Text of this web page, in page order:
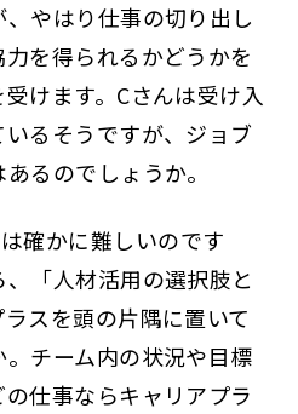
やはり仕事の切り出し
を得られるかどうかを
けます。Cさんは受け入
るそうですが、ジョブ
るのでしょうか。
確かに難しいのです
「人材活用の選択肢と
スを頭の片隅に置いて
チーム内の状況や目標
仕事ならキャリアプラ